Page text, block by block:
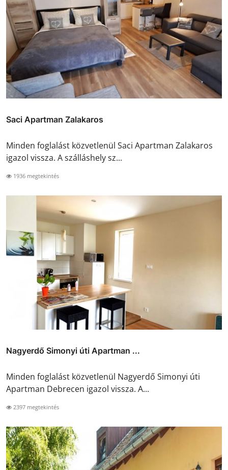
Saci Apartman Zalakaros
Minden foglalást közvetlenül Saci Apartman Zalakaros
igazol vissza. A szálláshely sz...
1936 megtekintés
Nagyerdő Simonyi úti Apartman ...
Minden foglalást közvetlenül Nagyerdő Simonyi úti
Apartman Debrecen igazol vissza. A...
2397 megtekintés